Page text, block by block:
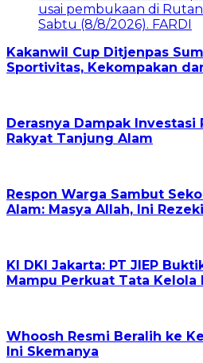
Kakanwil Cup Ditjenpas
Sportivitas, Kekompakan
Derasnya Dampak Investasi
Rakyat Tanjung Alam
Respon Warga Sambut
Alam: Masya Allah, Ini
KI DKI Jakarta: PT JIEP
Mampu Perkuat Tata Kelola
Whoosh Resmi Beralih ke
Ini Skemanya